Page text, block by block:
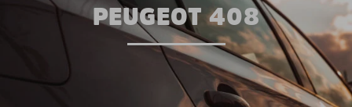
PEUGEOT 408